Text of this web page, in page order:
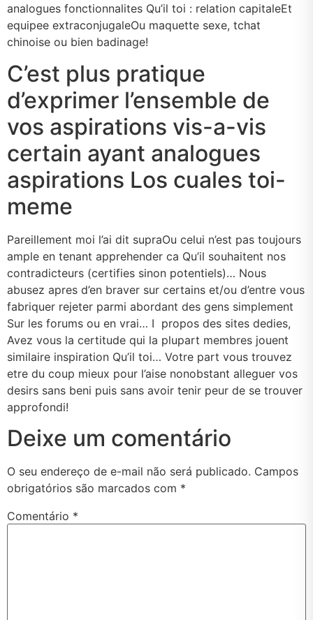
analogues fonctionnalites Qu’il toi : relation capitaleEt
equipee extraconjugaleOu maquette sexe, tchat
chinoise ou bien badinage!
C’est plus pratique
d’exprimer l’ensemble de
vos aspirations vis-a-vis
certain ayant analogues
aspirations Los cuales toi-
meme
Pareillement moi l’ai dit supraOu celui n’est pas toujours
ample en tenant apprehender ca Qu’il souhaitent nos
contradicteurs (certifies sinon potentiels)… Nous
abusez apres d’en braver sur certains et/ou d’entre vous
fabriquer rejeter parmi abordant des gens simplement
Sur les forums ou en vrai… I propos des sites dedies,
Avez vous la certitude qui la plupart membres jouent
similaire inspiration Qu’il toi… Votre part vous trouvez
etre du coup mieux pour l’aise nonobstant alleguer vos
desirs sans beni puis sans avoir tenir peur de se trouver
approfondi!
Deixe um comentário
O seu endereço de e-mail não será publicado. Campos
obrigatórios são marcados com *
Comentário *